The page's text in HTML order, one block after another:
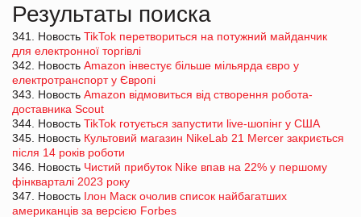
Результаты поиска
341. Новость TikTok перетвориться на потужний майданчик
для електронної торгівлі
342. Новость Amazon інвестує більше мільярда євро у
електротранспорт у Європі
343. Новость Amazon відмовиться від створення робота-
доставника Scout
344. Новость TikTok готується запустити live-шопінг у США
345. Новость Культовий магазин NikeLab 21 Mercer закриється
після 14 років роботи
346. Новость Чистий прибуток Nike впав на 22% у першому
фінкварталі 2023 року
347. Новость Ілон Маск очолив список найбагатших
американців за версією Forbes